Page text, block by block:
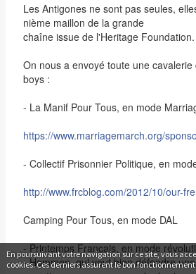
En poursuivant votre navigation sur ce site, vous
cookies. Ces derniers assurent le bon fonctionnement
Les Antigones ne sont pas seules,
nième maillon de la grande
chaîne issue de l'Heritage Foundation.
On nous a envoyé toute une
boys :
- La Manif Pour Tous, en mode
https://www.marriagemarch.org/
- Collectif Prisonnier Politique, en
http://www.frcblog.com/2012/10/our-
Camping Pour Tous, en mode DAL
- Printemps Français, en mode
- Hommen, qui veut bien défendre